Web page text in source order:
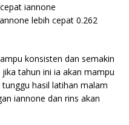
iannone
lebih cepat 0.262
konsisten dan semakin
tahun ini ia akan mampu
hasil latihan malam
iannone dan rins akan